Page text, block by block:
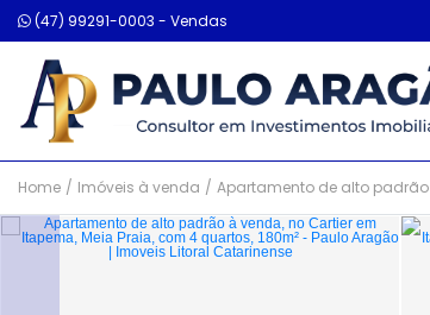
(47) 99291-0003 - Vendas
Home / Imóveis à venda / Apartamento de alto padrão